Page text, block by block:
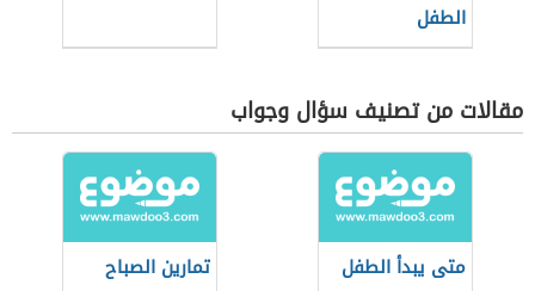
الطفل
مقالات من تصنيف سؤال وجواب
متى يبدأ الطفل
تمارين الصباح